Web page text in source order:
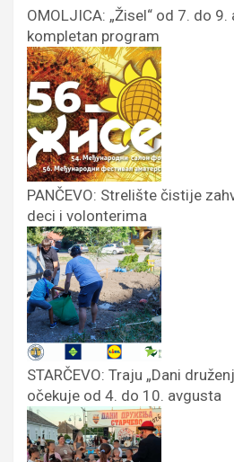
OMOLJICA: „Žisel“ od 7. do
kompletan program
PANČEVO: Strelište čistije
deci i volonterima
STARČEVO: Traju „Dani
očekuje od 4. do 10. avgusta